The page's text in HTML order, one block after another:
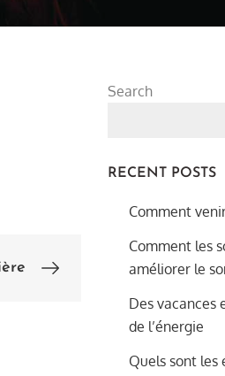
Search
RECENT POSTS
Comment
Comment les
améliorer le
Des vacances
de l’énergie
Quels sont les